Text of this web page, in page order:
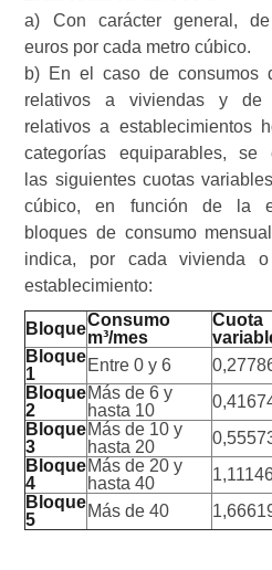
a) Con carácter general,
euros por cada metro cúbico.
b) En el caso de consumos
relativos a viviendas y de
relativos a establecimientos
categorías equiparables, se
las siguientes cuotas
cúbico, en función de la
bloques de consumo
indica, por cada vivienda
establecimiento:
BloqueConsumo
m³/mes
Cuota
Bloque
1
Entre 0 y 6
Bloque
2
Más de 6 y
hasta 10
Bloque
3
Más de 10 y
hasta 20
Bloque
4
Más de 20 y
hasta 40
Bloque
5
Más de 40